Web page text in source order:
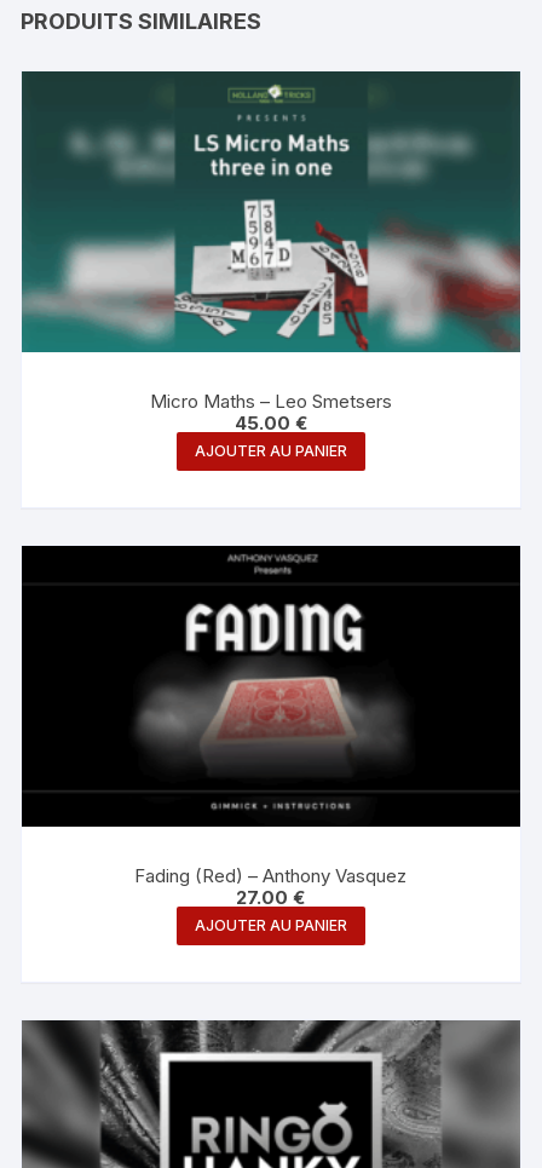
PRODUITS SIMILAIRES
Micro Maths – Leo Smetsers
45.00 €
AJOUTER AU PANIER
Fading (Red) – Anthony Vasquez
27.00€
AJOUTER AU PANIER